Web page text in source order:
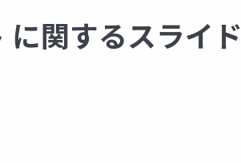
関するスライド